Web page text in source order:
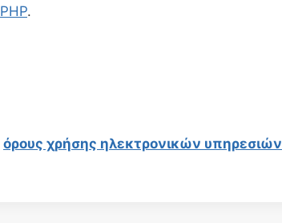
PHP.
όρους χρήσης ηλεκτρονικών υπηρεσιών